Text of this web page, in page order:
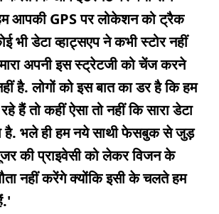
आपकी GPS पर लोकेशन को ट्रैक
भी डेटा व्हाट्सएप ने कभी स्टोर नहीं
अपनी इस स्ट्रेटजी को चेंज करने
है. लोगों को इस बात का डर है कि हम
तो कहीं ऐसा तो नहीं कि सारा डेटा
है. भले ही हम नये साथी फेसबुक से जुड़
की प्राइवेसी को लेकर विजन के
नहीं करेंगे क्योंकि इसी के चलते हम